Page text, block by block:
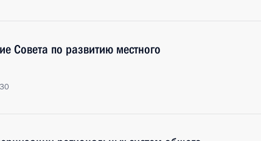
Совета по развитию местного